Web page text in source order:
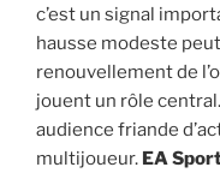
c’est un signal
hausse modeste
renouvellement de
jouent un rôle central.
audience friande
multijoueur. EA